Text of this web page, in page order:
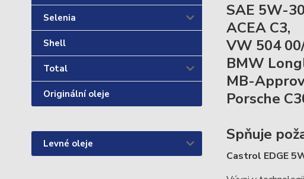
Selenia
Shell
Total
Originální oleje
Levné oleje
SAE 5W-
ACEA C3,
VW 504
BMW
MB-
Porsche
Spňuje
Castrol EDGE